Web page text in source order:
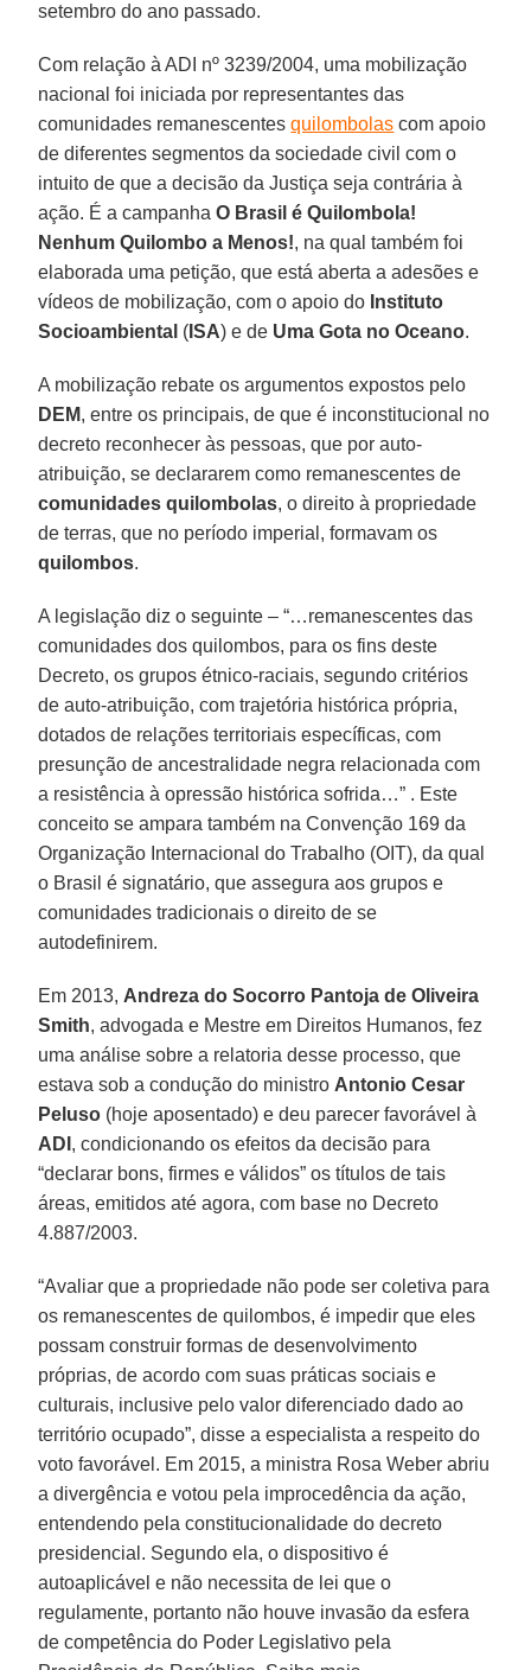
setembro do ano passado.
Com relação à ADI nº 3239/2004, uma mobilização
nacional foi iniciada por representantes das
comunidades remanescentesquilombolas com apoio
de diferentes segmentos da sociedade civil com o
intuito de que a decisão da Justiça seja contrária à
ação. É a campanhaO Brasil é Quilombola!
Nenhum Quilombo a Menos!, na qual também foi
elaborada uma petição, que está aberta a adesões e
vídeos de mobilização, com o apoio do Instituto
Socioambiental ( ISA) e de Uma Gota no Oceano.
A mobilização rebate os argumentos expostos pelo
DEM, entre os principais, de que é inconstitucional no
decreto reconhecer às pessoas, que por auto-
atribuição, se declararem como remanescentes de
comunidades quilombolas, o direito à propriedade
de terras, que no período imperial, formavam os
quilombos.
A legislação diz o seguinte – “…remanescentes das
comunidades dos quilombos, para os fins deste
Decreto, os grupos étnico-raciais, segundo critérios
de auto-atribuição, com trajetória histórica própria,
dotados de relações territoriais específicas, com
presunção de ancestralidade negra relacionada com
a resistência à opressão histórica sofrida…” . Este
conceito se ampara também na Convenção 169 da
Organização Internacional do Trabalho (OIT), da qual
o Brasil é signatário, que assegura aos grupos e
comunidades tradicionais o direito de se
autodefinirem.
Em 2013, Andreza do Socorro Pantoja de Oliveira
Smith, advogada e Mestre em Direitos Humanos, fez
uma análise sobre a relatoria desse processo, que
estava sob a condução do ministro Antonio Cesar
Peluso (hoje aposentado) e deu parecer favorável à
ADI , condicionando os efeitos da decisão para
“declarar bons, firmes e válidos” os títulos de tais
áreas, emitidos até agora, com base no Decreto
4.887/2003.
“Avaliar que a propriedade não pode ser coletiva para
os remanescentes de quilombos, é impedir que eles
possam construir formas de desenvolvimento
próprias, de acordo com suas práticas sociais e
culturais, inclusive pelo valor diferenciado dado ao
território ocupado”, disse a especialista a respeito do
voto favorável. Em 2015, a ministra Rosa Weber abriu
a divergência e votou pela improcedência da ação,
entendendo pela constitucionalidade do decreto
presidencial. Segundo ela, o dispositivo é
autoaplicável e não necessita de lei que o
regulamente, portanto não houve invasão da esfera
de competência do Poder Legislativo pela